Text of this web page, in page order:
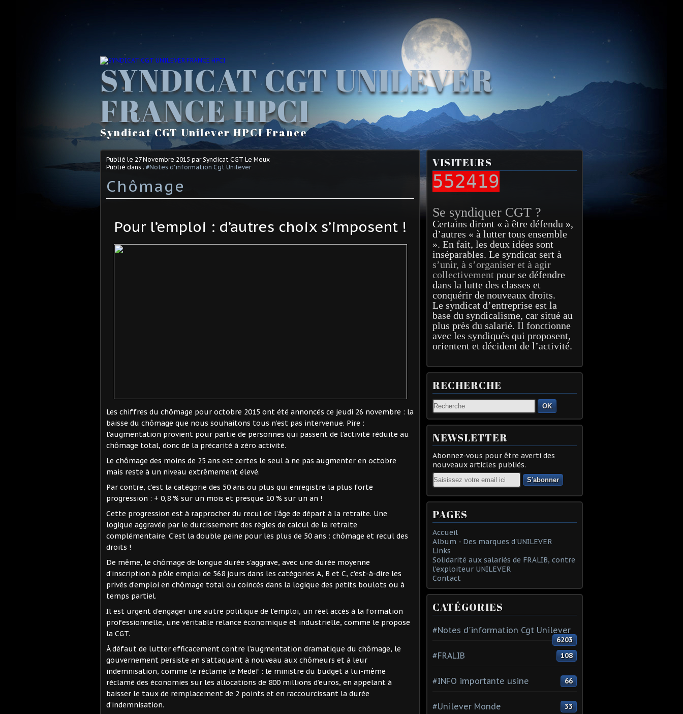
SYNDICAT CGT UNILEVER
FRANCE HPCI
Syndicat CGT Unilever HPCI France
Publié le 27 Novembre 2015 par Syndicat CGT Le Meux
Publié dans : #Notes d'information Cgt Unilever
Chômage
Pour l’emploi : d’autres choix s’imposent !
Les chiffres du chômage pour octobre 2015 ont été annoncés ce jeudi 26 novembre : la
baisse du chômage que nous souhaitons tous n’est pas intervenue. Pire :
l’augmentation provient pour partie de personnes qui passent de l’activité réduite au
chômage total, donc de la précarité à zéro activité.
Le chômage des moins de 25 ans est certes le seul à ne pas augmenter en octobre
mais reste à un niveau extrêmement élevé.
Par contre, c’est la catégorie des 50 ans ou plus qui enregistre la plus forte
progression : + 0,8 % sur un mois et presque 10 % sur un an !
Cette progression est à rapprocher du recul de l’âge de départ à la retraite. Une
logique aggravée par le durcissement des règles de calcul de la retraite
complémentaire. C’est la double peine pour les plus de 50 ans : chômage et recul des
droits !
De même, le chômage de longue durée s’aggrave, avec une durée moyenne
d’inscription à pôle emploi de 568 jours dans les catégories A, B et C, c’est-à-dire les
privés d’emploi en chômage total ou coincés dans la logique des petits boulots ou à
temps partiel.
Il est urgent d’engager une autre politique de l’emploi, un réel accès à la formation
professionnelle, une véritable relance économique et industrielle, comme le propose
la CGT.
À défaut de lutter efficacement contre l’augmentation dramatique du chômage, le
gouvernement persiste en s’attaquant à nouveau aux chômeurs et à leur
indemnisation, comme le réclame le Medef : le ministre du budget a lui-même
réclamé des économies sur les allocations de 800 millions d’euros, en appelant à
baisser le taux de remplacement de 2 points et en raccourcissant la durée
d’indemnisation.
VISITEURS
552419
Se syndiquer CGT ?
Certains diront « à être défendu »,
d’autres « à lutter tous ensemble
». En fait, les deux idées sont
inséparables. Le syndicat sert à
s’unir, à s’organiser et à agir
collectivement pour se défendre
dans la lutte des classes et
conquérir de nouveaux droits.
Le syndicat d’entreprise est la
base du syndicalisme, car situé au
plus près du salarié. Il fonctionne
avec les syndiqués qui proposent,
orientent et décident de l’activité.
RECHERCHE
OK
NEWSLETTER
Abonnez-vous pour être averti des
nouveaux articles publiés.
Email
PAGES
Accueil
Album - Des marques d'UNILEVER
Links
Solidarité aux salariés de FRALIB, contre
l'exploiteur UNILEVER
Contact
CATÉGORIES
#Notes d'information Cgt Unilever
6203
#FRALIB 108
#INFO importante usine 66
#Unilever Monde 33